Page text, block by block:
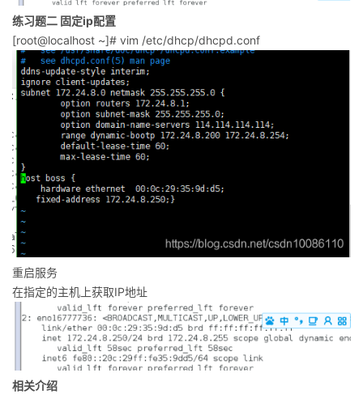
练习题二 固定ip配置
[root@localhost ~]# vim /etc/dhcp/dhcpd.conf
重启服务
在指定的主机上获取IP地址
相关介绍